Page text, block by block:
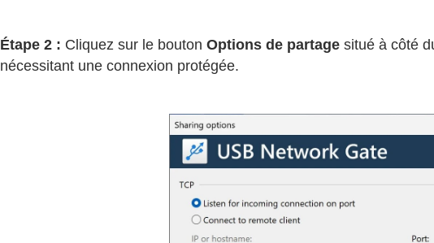
Étape 2 : Cliquez sur le boutonOptions de partage situé à côté
nécessitant une connexion protégée.